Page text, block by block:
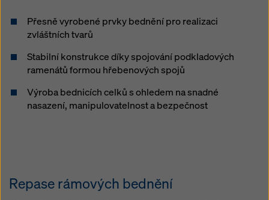
Přesně vyrobené prvky bednění pro realizaci
zvláštních tvarů
Stabilní konstrukce díky spojování podkladových
ramenátů formou hřebenových spojů
Výroba bednicích celků s ohledem na snadné
nasazení, manipulovatelnost a bezpečnost
Repase rámových bednění